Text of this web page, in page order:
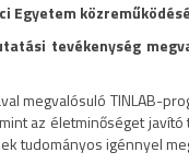
Egyetem
tevékenység
megvalósuló TINLAB-
az életminőséget
tudományos igénnyel